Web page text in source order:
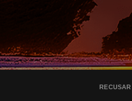
RECUSAR